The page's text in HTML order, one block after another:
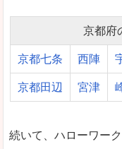
京都府
京都七条 西陣
京都田辺 宮津
続いて、ハローワー